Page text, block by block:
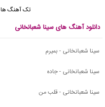
تک آهنگ ها
دانلود آهنگ های سینا شعبانخانی
سینا شعبانخانی - بمیرم
سینا شعبانخانی - جاده
سینا شعبانخانی - قلب من